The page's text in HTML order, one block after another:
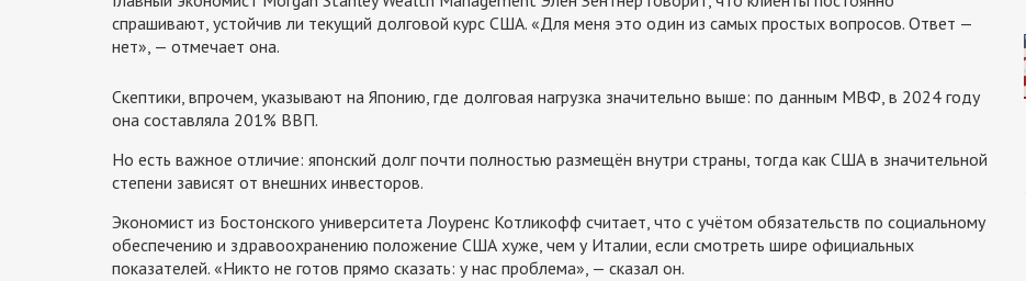
спрашивают, устойчив ли текущий долговой курс США. «Для меня это один из самых простых вопросов. Ответ —
нет», — отмечает она.
Скептики, впрочем, указывают на Японию, где долговая нагрузка значительно выше: по данным МВФ, в 2024 году
она составляла 201% ВВП.
Но есть важное отличие: японский долг почти полностью размещён внутри страны, тогда как США в значительной
степени зависят от внешних инвесторов.
Экономист из Бостонского университета Лоуренс Котликофф считает, что с учётом обязательств по социальному
обеспечению и здравоохранению положение США хуже, чем у Италии, если смотреть шире официальных
показателей. «Никто не готов прямо сказать: у нас проблема», — сказал он.